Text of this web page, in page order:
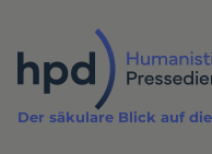
Inhalt
Der säkulare Blick auf